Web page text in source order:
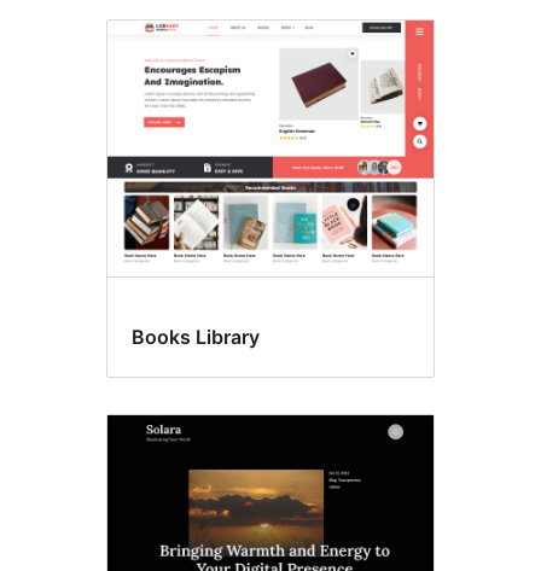
Books Library